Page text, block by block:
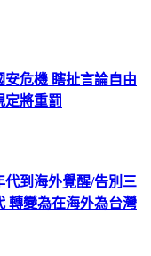
危機 瞎扯言論自由
定將重罰
代到海外覺醒/告別三
轉變為在海外為台灣